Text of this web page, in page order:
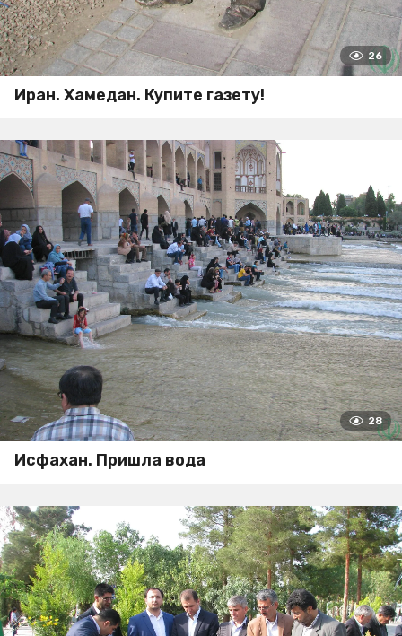
26
Иран. Хамедан. Купите газету!
28
Исфахан. Пришла вода